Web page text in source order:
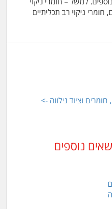
ניקוי רב תכליתיים
וציוד נילווה ->
נוספים